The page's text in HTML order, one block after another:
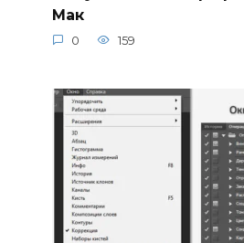
Мак
0 159